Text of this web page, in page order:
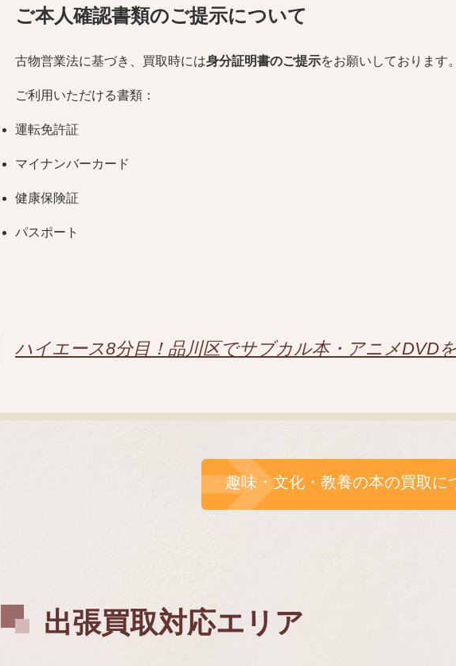
ご本人確認書類のご提示について
古物営業法に基づき、買取時には身分証明書のご提示をお願いしております
ご利用いただける書類：
運転免許証
マイナンバーカード
健康保険証
パスポート
ハイエース8分目！品川区でサブカル本・アニメDVD
趣味・文化・教養の本の買取に
出張買取対応エリア